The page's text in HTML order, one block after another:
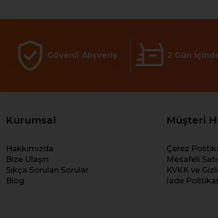
Güvenli Alışveriş 2 Gün
Kurumsal
Hakkımızda
Bize Ulaşın
Sıkça Sorulan Sorular
Blog
Müşteri
Çerez
Mesafeli
KVKK ve
İade